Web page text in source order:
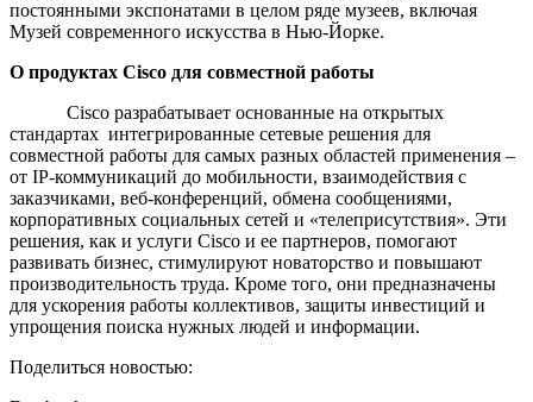
постоянными экспонатами в целом ряде музеев, включая
Музей современного искусства в Нью-Йорке.
О продуктах Cisco для совместной работы
Cisco разрабатывает основанные на открытых
стандартах интегрированные сетевые решения для
совместной работы для самых разных областей применения –
от IP-коммуникаций до мобильности, взаимодействия с
заказчиками, веб-конференций, обмена сообщениями,
корпоративных социальных сетей и «телеприсутствия». Эти
решения, как и услуги Cisco и ее партнеров, помогают
развивать бизнес, стимулируют новаторство и повышают
производительность труда. Кроме того, они предназначены
для ускорения работы коллективов, защиты инвестиций и
упрощения поиска нужных людей и информации.
Поделиться новостью: